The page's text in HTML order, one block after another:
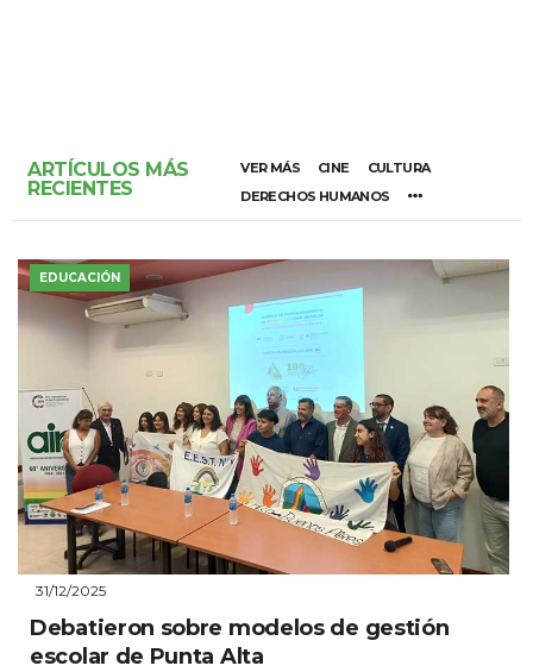
ARTÍCULOS MÁS
RECIENTES
VER MÁS CINE
CULTURA
DERECHOS HUMANOS
EDUCACIÓN
31/12/2025
Debatieron sobre modelos de gestión
escolar de Punta Alta